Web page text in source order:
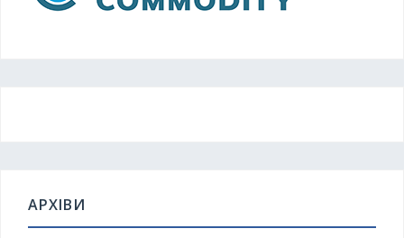
АРХІВИ